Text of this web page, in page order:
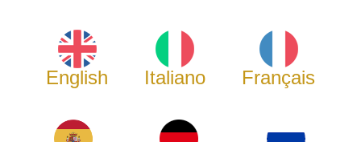
English Italiano Français